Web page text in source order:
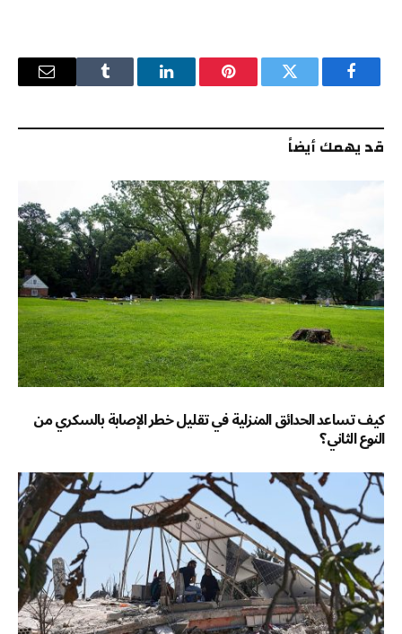
فيسبوك تويتر بينتيريستلينكدإن Tumblr
البريد
قد يهمك أيضاً
كيف تساعد الحدائق المنزلية في تقليل خطر الإصابة بالسكري من
النوع الثاني؟